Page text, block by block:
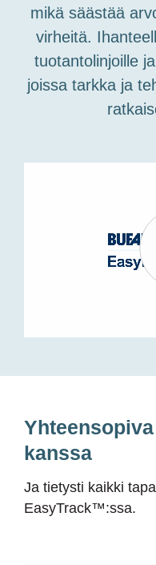
mikä säästää
virheitä.
tuotantolinjoille
joissa tarkka ja
kanssa
Ja tietysti kaikki
EasyTrack™:ssa.